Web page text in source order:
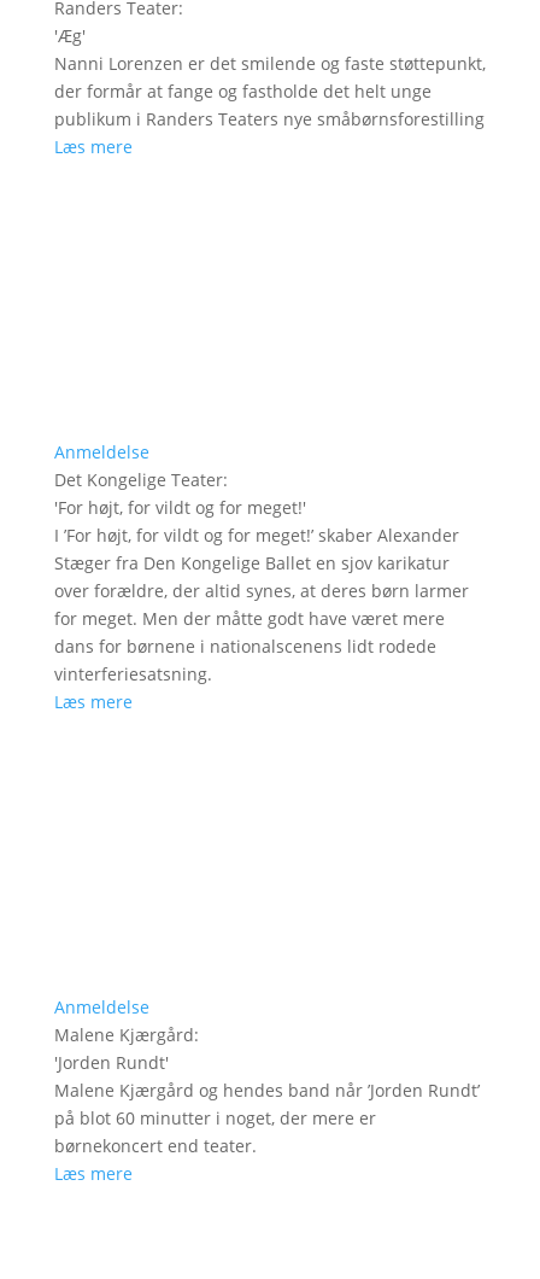
Randers Teater:
'Æg'
Nanni Lorenzen er det smilende og faste støttepunkt,
der formår at fange og fastholde det helt unge
publikum i Randers Teaters nye småbørnsforestilling
Læs mere
Anmeldelse
Det Kongelige Teater:
'For højt, for vildt og for meget!'
I ’For højt, for vildt og for meget!’ skaber Alexander
Stæger fra Den Kongelige Ballet en sjov karikatur
over forældre, der altid synes, at deres børn larmer
for meget. Men der måtte godt have været mere
dans for børnene i nationalscenens lidt rodede
vinterferiesatsning.
Læs mere
Anmeldelse
Malene Kjærgård:
'Jorden Rundt'
Malene Kjærgård og hendes band når ’Jorden Rundt’
på blot 60 minutter i noget, der mere er
børnekoncert end teater.
Læs mere